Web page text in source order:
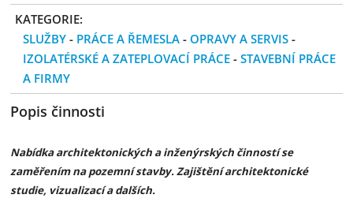
KATEGORIE:
SLUŽBY - PRÁCE A ŘEMESLA - OPRAVY A SERVIS -
IZOLATÉRSKÉ A ZATEPLOVACÍ PRÁCE -STAVEBNÍ PRÁCE
A FIRMY
Popis činnosti
Nabídka architektonických a inženýrských činností se
zaměřením na pozemní stavby. Zajištění architektonické
studie, vizualizací a dalších.